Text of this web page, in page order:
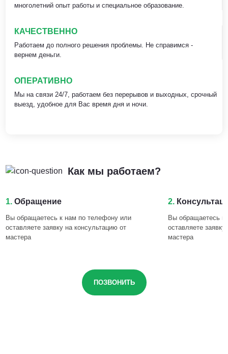
многолетний опыт работы и специальное образование.
КАЧЕСТВЕННО
Работаем до полного решения проблемы. Не справимся -
вернем деньги.
ОПЕРАТИВНО
Мы на связи 24/7, работаем без перерывов и выходных, срочный
выезд, удобное для Вас время дня и ночи.
Как мы работаем?
1. Обращение
Вы обращаетесь к нам по телефону или
оставляете заявку на консультацию от
мастера
2.
Вы обращаетесь
оставляете
мастера
ПОЗВОНИТЬ